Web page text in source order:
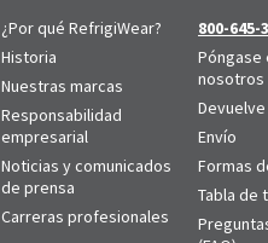
¿Por qué RefrigiWear?
Historia
Nuestras marcas
Responsabilidad
empresarial
Noticias y comunicados
de prensa
Carreras profesionales
800-645-
Póngase
nosotros
Devuelve
Envío
Formas
Tabla de